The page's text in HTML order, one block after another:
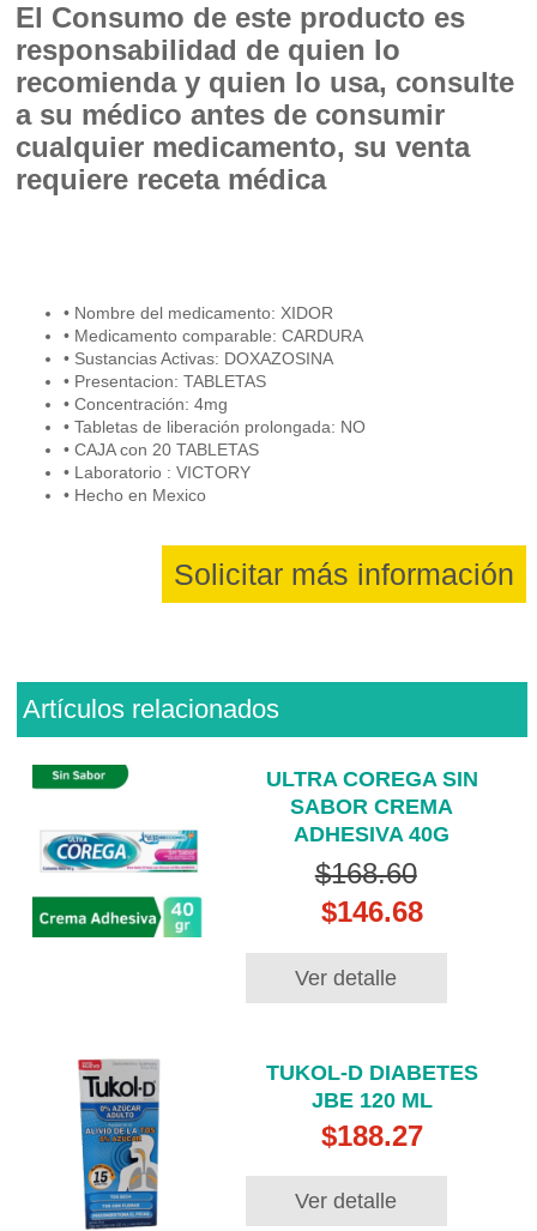
El Consumo de este producto es
responsabilidad de quien lo
recomienda y quien lo usa, consulte
a su médico antes de consumir
cualquier medicamento, su venta
requiere receta médica
• Nombre del medicamento: XIDOR
• Medicamento comparable: CARDURA
• Sustancias Activas: DOXAZOSINA
• Presentacion: TABLETAS
• Concentración: 4mg
• Tabletas de liberación prolongada: NO
• CAJA con 20 TABLETAS
• Laboratorio : VICTORY
• Hecho en Mexico
Solicitar más información
Artículos relacionados
ULTRA COREGA SIN
SABOR CREMA
ADHESIVA 40G
$168.60
$146.68
Ver detalle
TUKOL-D DIABETES
JBE 120 ML
$188.27
Ver detalle